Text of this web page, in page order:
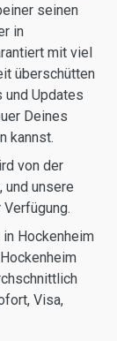
seinen
in
mit viel
überschütten
und Updates
Deines
kannst.
von der
und unsere
Hockenheim
Visa,